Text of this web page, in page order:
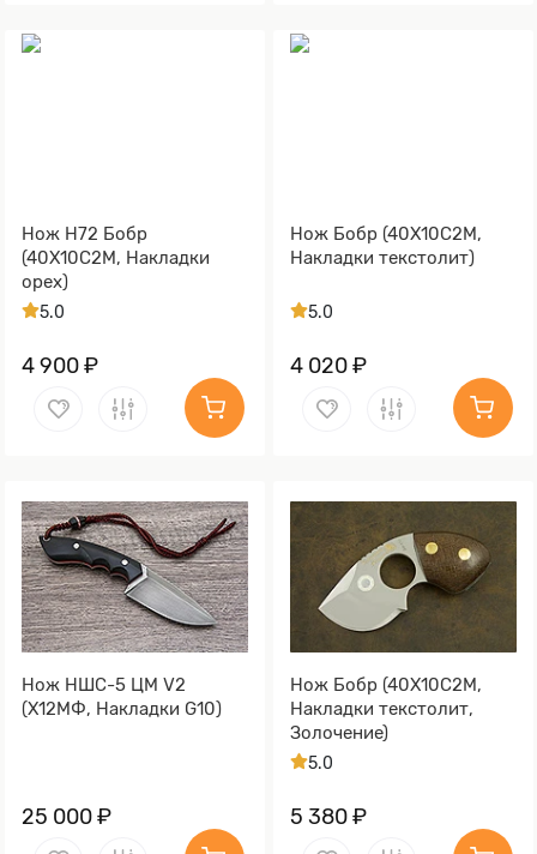
Нож Н72 Бобр
(40Х10С2М, Накладки
орех)
5.0
4 900 ₽
Нож Бобр (40Х10С2М,
Накладки текстолит)
5.0
4 020 ₽
Нож НШС-5 ЦМ V2
(Х12МФ, Накладки G10)
25 000 ₽
Нож Бобр (40Х10С2М,
Накладки текстолит,
Золочение)
5.0
5 380 ₽